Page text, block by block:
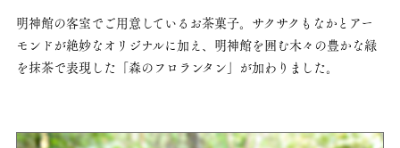
明神館の客室でご用意しているお茶菓子。 サクサクもなかとアー
モンドが絶妙なオリジナルに加え、明神館を囲む木々の豊かな緑
を抹茶で表現した「森のフロランタン」が加わりました。